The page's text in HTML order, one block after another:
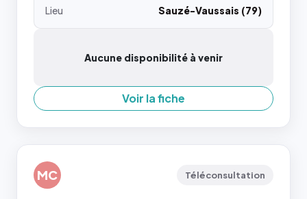
Lieu
Sauzé-Vaussais (79)
Aucune disponibilité à venir
Voir la fiche
MC Téléconsultation